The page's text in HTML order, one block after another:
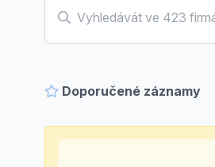
Doporučené záznamy